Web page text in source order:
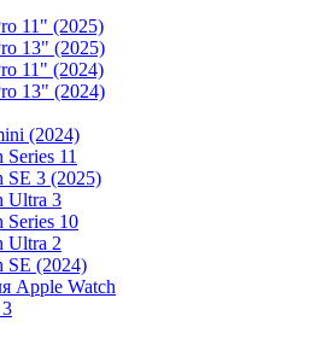
11" (2025)
13" (2025)
11" (2024)
13" (2024)
(2024)
11
SE 3 (2025)
Ultra 3
Series 10
Ultra 2
SE (2024)
Apple Watch